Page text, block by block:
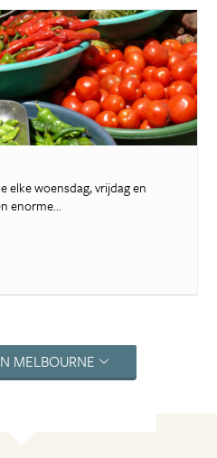
elke woensdag, vrijdag en
enorme...
MELBOURNE